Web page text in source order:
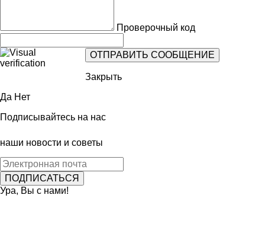
Проверочный код
Закрыть
Да Нет
Подписывайтесь на нас
наши новости и советы
Ура, Вы с нами!